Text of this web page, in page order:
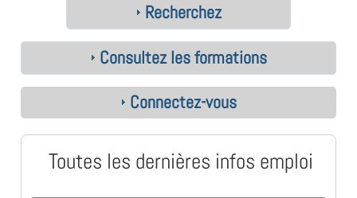
Recherchez
Consultez les formations
Connectez-vous
Toutes les dernières infos emploi